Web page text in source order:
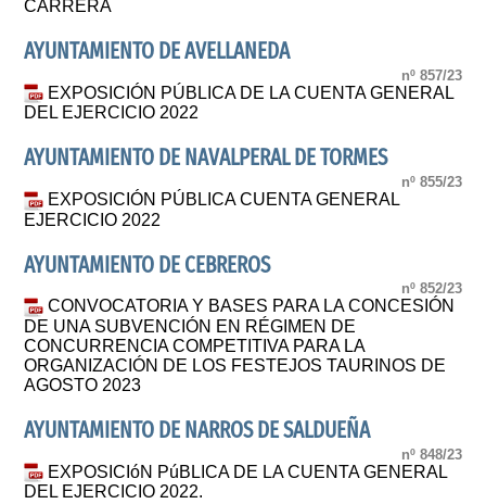
CARRERA
AYUNTAMIENTO DE AVELLANEDA
nº 857/23
EXPOSICIÓN PÚBLICA DE LA CUENTA GENERAL
DEL EJERCICIO 2022
AYUNTAMIENTO DE NAVALPERAL DE TORMES
nº 855/23
EXPOSICIÓN PÚBLICA CUENTA GENERAL
EJERCICIO 2022
AYUNTAMIENTO DE CEBREROS
nº 852/23
CONVOCATORIA Y BASES PARA LA CONCESIÓN
DE UNA SUBVENCIÓN EN RÉGIMEN DE
CONCURRENCIA COMPETITIVA PARA LA
ORGANIZACIÓN DE LOS FESTEJOS TAURINOS DE
AGOSTO 2023
AYUNTAMIENTO DE NARROS DE SALDUEÑA
nº 848/23
EXPOSICIóN PúBLICA DE LA CUENTA GENERAL
DEL EJERCICIO 2022.